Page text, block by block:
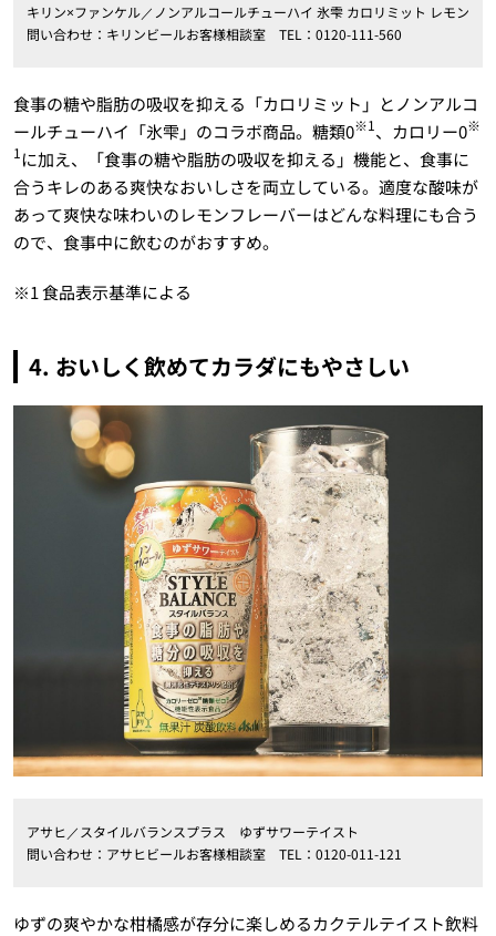
キリン×ファンケル／ノンアルコールチューハイ 氷雫 カロリミット レモン
問い合わせ：キリンビールお客様相談室 TEL：0120-111-560
食事の糖や脂肪の吸収を抑える「カロリミット」とノンアルコ
ールチューハイ「氷雫」のコラボ商品。糖類0※1、カロリー0※
1に加え、「食事の糖や脂肪の吸収を抑える」機能と、食事に
合うキレのある爽快なおいしさを両立している。適度な酸味が
あって爽快な味わいのレモンフレーバーはどんな料理にも合う
ので、食事中に飲むのがおすすめ。
※1 食品表示基準による
4. おいしく飲めてカラダにもやさしい
アサヒ／スタイルバランスプラス ゆずサワーテイスト
問い合わせ：アサヒビールお客様相談室 TEL：0120-011-121
ゆずの爽やかな柑橘感が存分に楽しめるカクテルテイスト飲料